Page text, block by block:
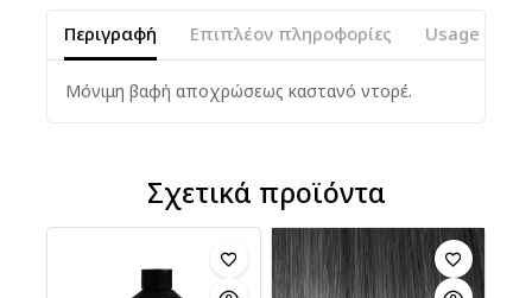
Περιγραφή Επιπλέον πληροφορίες Usage
Μόνιμη βαφή αποχρώσεως καστανό ντορέ.
Σχετικά προϊόντα